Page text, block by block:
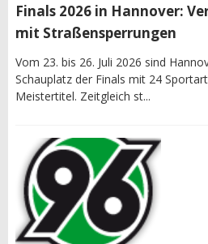
Finals 2026 in Hannover:
mit Straßensperrungen
Vom 23. bis 26. Juli 2026 sind
Schauplatz der Finals mit 24
Meistertitel. Zeitgleich st...